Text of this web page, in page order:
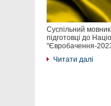
Суспільний
підготовці до
"Євробачення-
Читати далі